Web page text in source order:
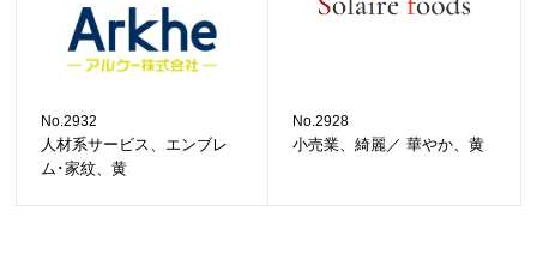
No.2932
人材系サービス、エンブレ
ム･家紋、黄
No.2928
小売業、綺麗／ 華やか、黄